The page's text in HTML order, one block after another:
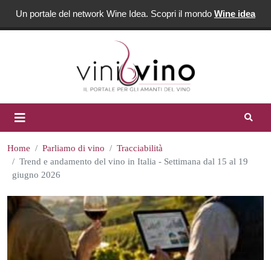
Un portale del network Wine Idea. Scopri il mondo Wine idea
Home Parliamo di vino
Tracciabilità
Trend e andamento del vino in Italia - Settimana dal 15 al 19
giugno 2026